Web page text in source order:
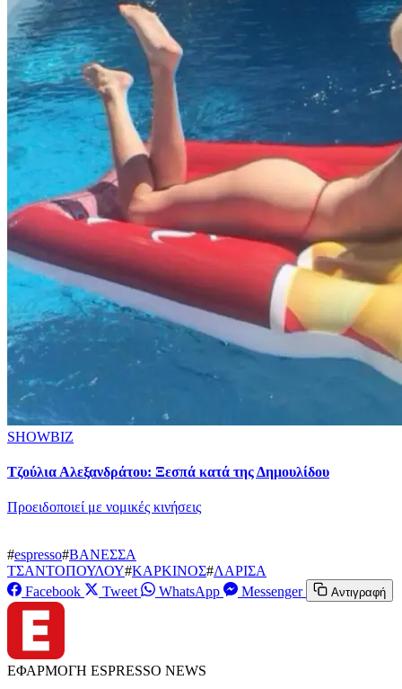
SHOWBIZ
Τζούλια Αλεξανδράτου: Ξεσπά κατά της Δημουλίδου
Προειδοποιεί με νομικές κινήσεις
#espresso#ΒΑΝΕΣΣΑ
ΤΣΑΝΤΟΠΟΥΛΟΥ#ΚΑΡΚΙΝΟΣ#ΛΑΡΙΣΑ
Facebook
Tweet WhatsApp Messenger Αντιγραφή
ΕΦΑΡΜΟΓΗ ESPRESSO NEWS